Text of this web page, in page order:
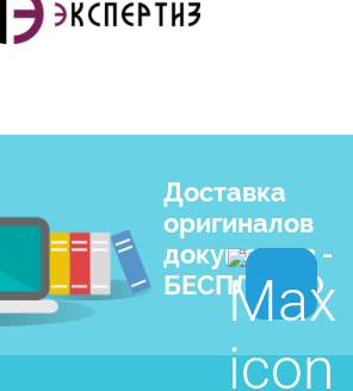
Доставка
оригиналов
документов -
БЕСПЛАТНО